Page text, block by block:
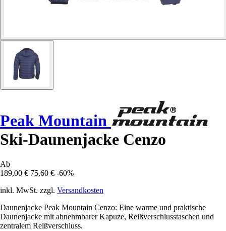
Peak Mountain
Ski-Daunenjacke Cenzo
Ab
189,00 € 75,60 € -60%
inkl. MwSt. zzgl. Versandkosten
Daunenjacke Peak Mountain Cenzo: Eine warme und praktische
Daunenjacke mit abnehmbarer Kapuze, Reißverschlusstaschen und
zentralem Reißverschluss.